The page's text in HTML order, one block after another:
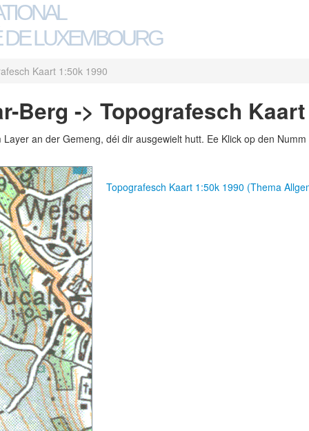
LUXEMBOURG
Kaart 1:50k 1990
Berg -> Topografesch
an der Gemeng, déi dir ausgewielt hutt. Ee Klick op den
Topografesch Kaart 1:50k 1990 (Thema